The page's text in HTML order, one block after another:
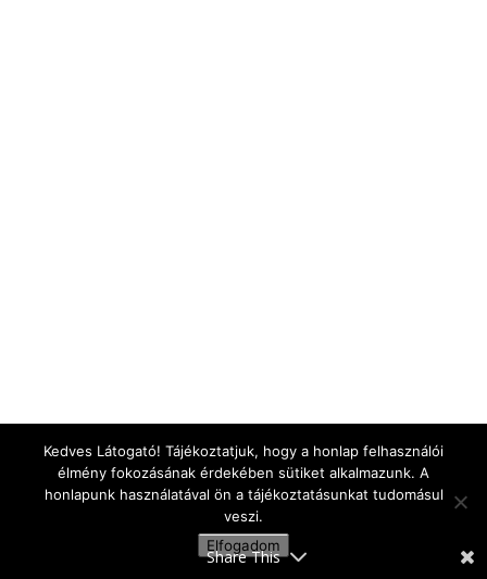
Share This
Kedves Látogató! Tájékoztatjuk, hogy a honlap felhasználói
élmény fokozásának érdekében sütiket alkalmazunk. A
honlapunk használatával ön a tájékoztatásunkat tudomásul
veszi.
Elfogadom